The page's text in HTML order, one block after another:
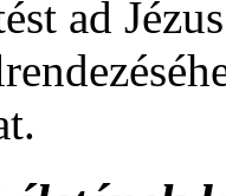
ad